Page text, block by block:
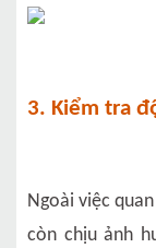
3. Kiểm tra
Ngoài việc
còn chịu ảnh